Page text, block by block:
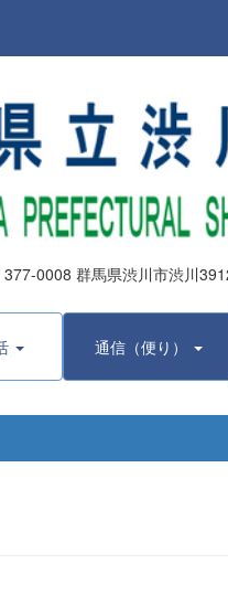
群馬県渋川市渋川3912-
通信（便り）